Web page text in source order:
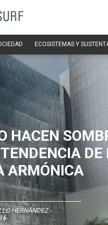
ECOSISTEMAS Y
HACEN
DE
ARMÓNICA
HERNÁNDEZ-